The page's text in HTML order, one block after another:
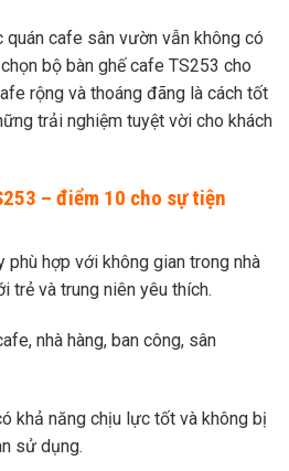
quán cafe sân vườn vẫn không có
bộ bàn ghế cafe TS253 cho
rộng và thoáng đãng là cách tốt
trải nghiệm tuyệt vời cho khách
– điểm 10 cho sự tiện
phù hợp với không gian trong nhà
trẻ và trung niên yêu thích.
nhà hàng, ban công, sân
khả năng chịu lực tốt và không bị
sử dụng.